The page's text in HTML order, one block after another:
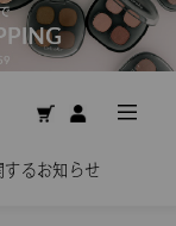
するお知らせ